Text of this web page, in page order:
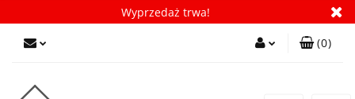
Wyprzedaż trwa!
(0)